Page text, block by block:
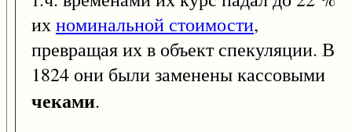
ихноминальной стоимости,
превращая их в объект спекуляции. В
1824 они были заменены кассовыми
чеками.